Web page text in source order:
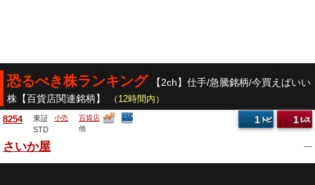
恐るべき株ランキング 【2ch】仕手/急騰銘柄/今買えばいい
株【百貨店関連銘柄】 （12時間内）
8254
東証
STD
小売
百貨店
他
1
1
さいか屋 ---